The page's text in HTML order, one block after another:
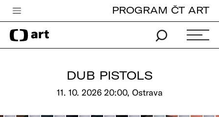
Česká televize
Zpravodajství
PROGRAM ČT ART
DUB PISTOLS
11. 10. 2026 20:00, Ostrava